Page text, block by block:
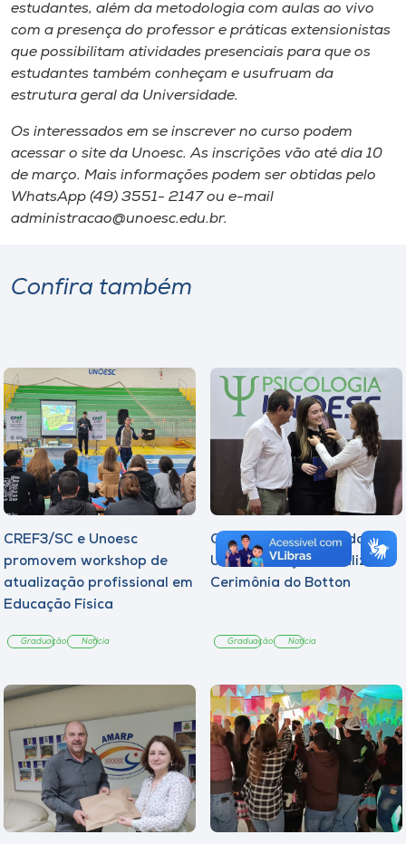
estudantes, além da metodologia com aulas ao vivo
com a presença do professor e práticas extensionistas
que possibilitam atividades presenciais para que os
estudantes também conheçam e usufruam da
estrutura geral da Universidade.
Os interessados em se inscrever no curso podem
acessar o site da Unoesc. As inscrições vão até dia 10
de março. Mais informações podem ser obtidas pelo
WhatsApp (49) 3551- 2147 ou e-mail
administracao@unoesc.edu.br.
Confira também
CREF3/SC e Unoesc
promovem workshop de
atualização profissional em
Educação Física
Graduação Notícia
Curso de Psicologia da
Unoesc Joaçaba realiza 2ª
Cerimônia do Botton
Graduação Notícia